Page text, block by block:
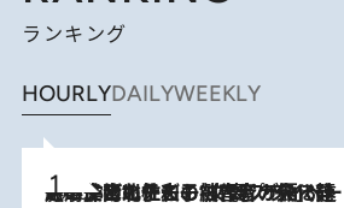
ランキング
HOURLYDAILYWEEKLY
2026.8.3
《「文士の子ども被害者の会」発足！》阿川佐和子（72）が語る遠藤周作に北杜夫、劇作家・矢代静一の子どもたちの“文豪プライベート事件簿”